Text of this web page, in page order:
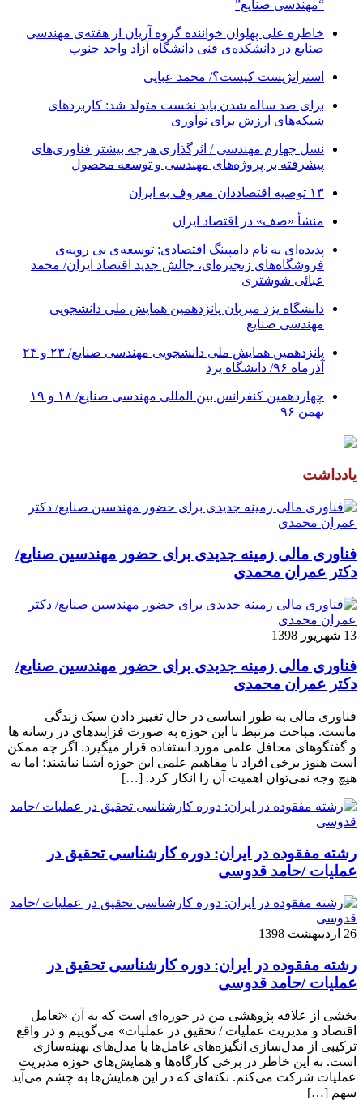
“مهندسی صنایع”
خاطره علی پهلوان خواننده گروه آریان از هفته‌ی مهندسی
صنایع در دانشکده‌ی فنی دانشگاه آزاد واحد جنوب
استراتژیست کیست؟‬/ محمد عبایی
برای صد ساله شدن باید نخست متولد شد: کاربردهای
شبکه‌های ارزش برای نوآوری
نسل چهارم مهندسی / اثرگذاری هرچه بیشتر فناوری‌های
پیشرفته بر پروژه‌های مهندسی و توسعه محصول
۱۳ توصیه اقتصاددان معروف به ایران
منشأ «صف» در اقتصاد ایران
پدیده‌ای به نام دامپینگ اقتصادی; توسعه‌ی بی رویه‌ی
فروشگاه‌های زنجیره‌ای، چالش جدید اقتصاد ایران/ محمد
عبائی شوشتری
دانشگاه یزد میزبان پانزدهمین همایش ملی دانشجویی
مهندسی صنایع
پانزدهمین همایش ملی دانشجویی مهندسی صنایع/ ۲۳ و ۲۴
آذرماه ۹۶/ دانشگاه یزد
چهاردهمین کنفرانس بین المللی مهندسی صنایع/ ۱۸ و ۱۹
بهمن ۹۶
یادداشت
فناوری مالی زمینه جدیدی برای حضور مهندسین صنایع/
دکتر عمران محمدی
13 شهریور 1398
فناوری مالی زمینه جدیدی برای حضور مهندسین صنایع/
دکتر عمران محمدی
فناوری مالی به طور اساسی در حال تغییر دادن سبک زندگی
ماست. مباحث مرتبط با این حوزه به صورت فزاینده­ای در رسانه­ ها
و گفتگوهای محافل علمی مورد استفاده قرار می­گیرد. اگر چه ممکن
است هنوز برخی افراد با مفاهیم علمی این حوزه آشنا نباشند؛ اما به
هیچ وجه نمی‌توان اهمیت آن را انکار کرد. […]
رشته مفقوده در ایران: دوره کارشناسی تحقیق در
عملیات /حامد قدوسی
26 اردیبهشت 1398
رشته مفقوده در ایران: دوره کارشناسی تحقیق در
عملیات /حامد قدوسی
بخشی از علاقه پژوهشی من در حوزه‌ای است که به آن «تعامل
اقتصاد و مدیریت عملیات / تحقیق در عملیات» می‌گوییم و در واقع
ترکیبی از مدل‌سازی انگیزه‌های عامل‌ها با مدل‌های بهینه‌سازی
است. به این خاطر در برخی کارگاه‌ها و همایش‌های حوزه مدیریت
عملیات شرکت می‌کنم. نکته‌ای که در این همایش‌ها به چشم می‌آید
سهم […]